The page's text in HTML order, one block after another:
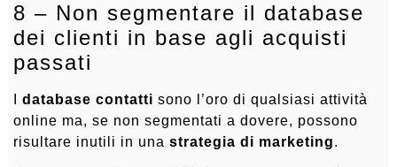
8 – Non segmentare il database
dei clienti in base agli acquisti
passati
database contatti sono l’oro di qualsiasi attività
online ma, se non segmentati a dovere, possono
risultare inutili in una strategia di marketing.